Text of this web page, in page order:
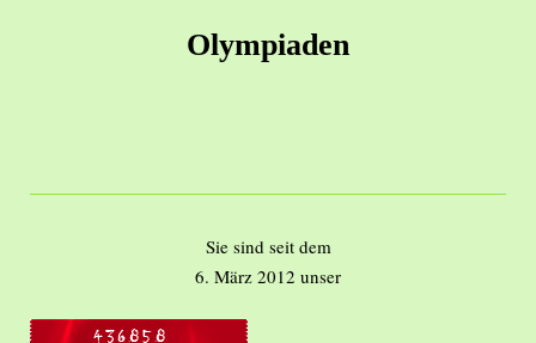
Olympiaden
Sie sind seit dem
6. März 2012 unser